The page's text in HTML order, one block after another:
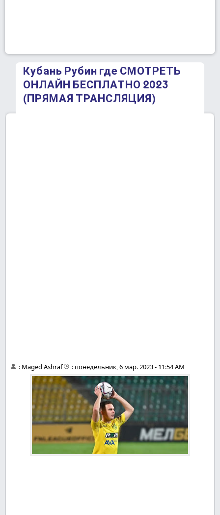
Кубань Рубин где СМОТРЕТЬ
ОНЛАЙН БЕСПЛАТНО 2023
(ПРЯМАЯ ТРАНСЛЯЦИЯ)
: Maged Ashraf : понедельник, 6 мар. 2023 - 11:54 AM